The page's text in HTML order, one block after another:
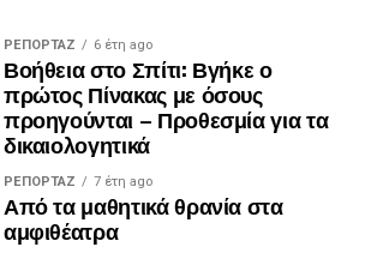
ΡΕΠΟΡΤΑΖ 6 έτη ago
Βοήθεια στο Σπίτι: Βγήκε ο
πρώτος Πίνακας με όσους
προηγούνται – Προθεσμία για τα
δικαιολογητικά
ΡΕΠΟΡΤΑΖ 7 έτη ago
Από τα μαθητικά θρανία στα
αμφιθέατρα